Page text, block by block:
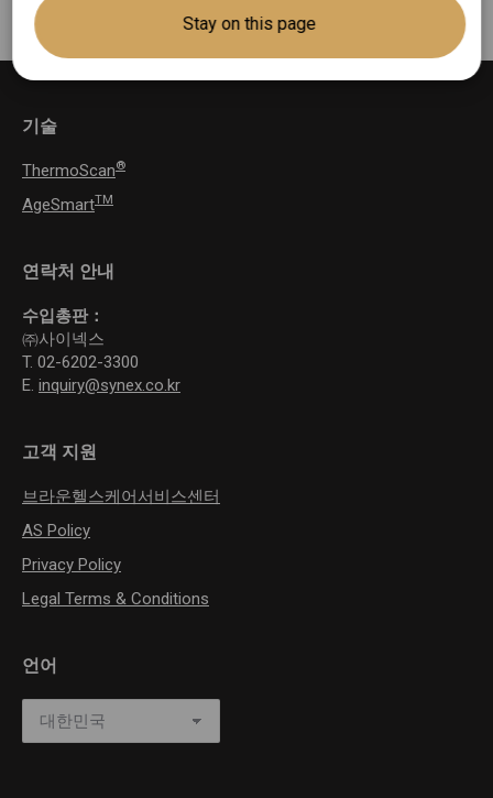
기술
ThermoScan®
AgeSmartTM
연락처 안내
수입총판：
㈜사이넥스
T. 02-6202-3300
E. inquiry@synex.co.kr
고객 지원
브라운헬스케어서비스센터
AS Policy
Privacy Policy
Legal Terms & Conditions
언어
Stay on this page